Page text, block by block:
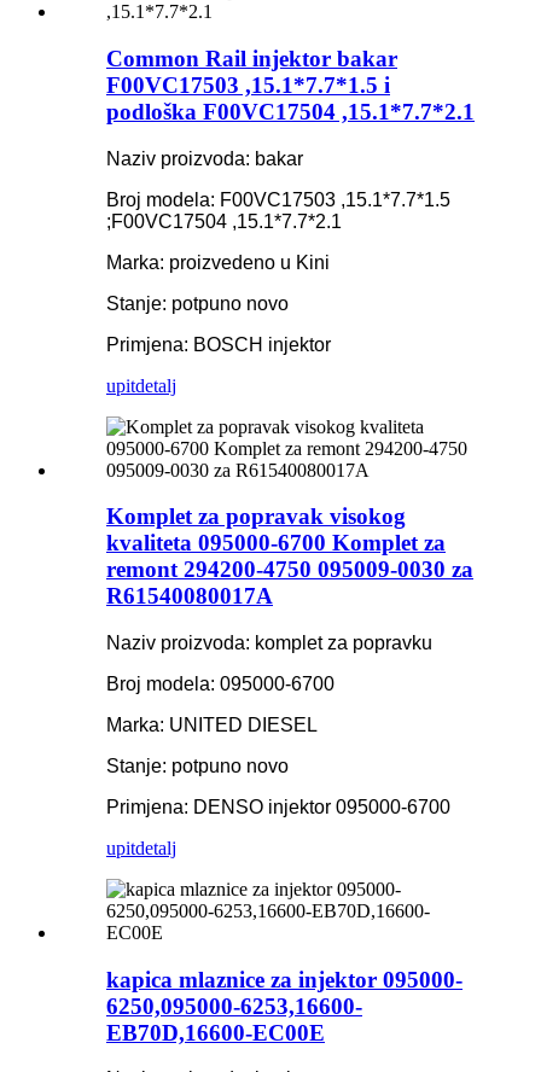
Common Rail injektor bakar
F00VC17503 ,15.1*7.7*1.5 i
podloška F00VC17504 ,15.1*7.7*2.1
Naziv proizvoda: bakar
Broj modela: F00VC17503 ,15.1*7.7*1.5
;F00VC17504 ,15.1*7.7*2.1
Marka: proizvedeno u Kini
Stanje: potpuno novo
Primjena: BOSCH injektor
upitdetalj
Komplet za popravak visokog
kvaliteta 095000-6700 Komplet za
remont 294200-4750 095009-0030 za
R61540080017A
Naziv proizvoda: komplet za popravku
Broj modela: 095000-6700
Marka: UNITED DIESEL
Stanje: potpuno novo
Primjena: DENSO injektor 095000-6700
upitdetalj
kapica mlaznice za injektor 095000-
6250,095000-6253,16600-
EB70D,16600-EC00E